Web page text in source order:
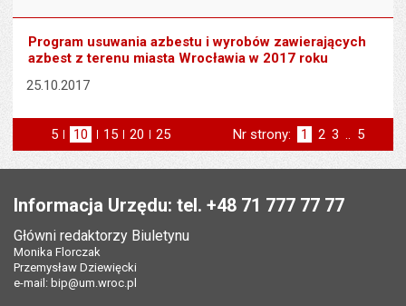
Program usuwania azbestu i wyrobów zawierających
azbest z terenu miasta Wrocławia w 2017 roku
25.10.2017
5 elementów na stronie
10 elementów
na stronie
15 elementów
na stronie
20 elementów
na stronie
25 elementów
na stronie
Nr strony: Strona
1 Strona
2 Strona
3 .. Strona
5
Informacja Urzędu: tel. +48 71 777 77 77
Główni redaktorzy Biuletynu
Monika Florczak
Przemysław Dziewięcki
e-mail: bip@um.wroc.pl